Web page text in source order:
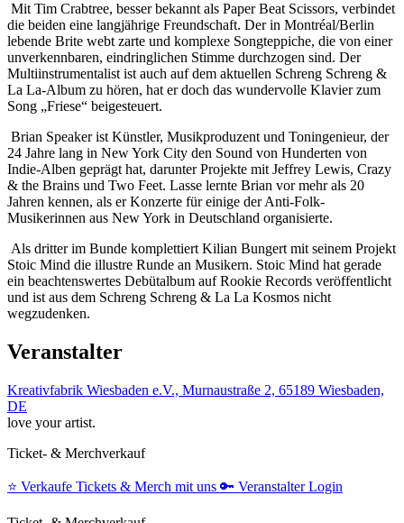
Mit Tim Crabtree, besser bekannt als Paper Beat Scissors, verbindet
die beiden eine langjährige Freundschaft. Der in Montréal/Berlin
lebende Brite webt zarte und komplexe Songteppiche, die von einer
unverkennbaren, eindringlichen Stimme durchzogen sind. Der
Multiinstrumentalist ist auch auf dem aktuellen Schreng Schreng &
La La-Album zu hören, hat er doch das wundervolle Klavier zum
Song „Friese“ beigesteuert.
Brian Speaker ist Künstler, Musikproduzent und Toningenieur, der
24 Jahre lang in New York City den Sound von Hunderten von
Indie-Alben geprägt hat, darunter Projekte mit Jeffrey Lewis, Crazy
& the Brains und Two Feet. Lasse lernte Brian vor mehr als 20
Jahren kennen, als er Konzerte für einige der Anti-Folk-
Musikerinnen aus New York in Deutschland organisierte.
Als dritter im Bunde komplettiert Kilian Bungert mit seinem Projekt
Stoic Mind die illustre Runde an Musikern. Stoic Mind hat gerade
ein beachtenswertes Debütalbum auf Rookie Records veröffentlicht
und ist aus dem Schreng Schreng & La La Kosmos nicht
wegzudenken.
Veranstalter
Kreativfabrik Wiesbaden e.V., Murnaustraße 2, 65189 Wiesbaden,
DE
love your artist.
Ticket- & Merchverkauf
⭐️ Verkaufe Tickets & Merch mit uns 🔑 Veranstalter Login